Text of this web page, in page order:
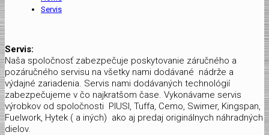
Servis
Servis:
Naša spoločnosť zabezpečuje poskytovanie záručného a
pozáručného servisu na všetky nami dodávané nádrže a
výdajné zariadenia. Servis nami dodávaných technológií
zabezpečujeme v čo najkratšom čase. Vykonávame servis
výrobkov od spoločnosti PIUSI, Tuffa, Cemo, Swimer, Kingspan,
Fuelwork, Hytek ( a iných) ako aj predaj originálnych náhradných
dielov.